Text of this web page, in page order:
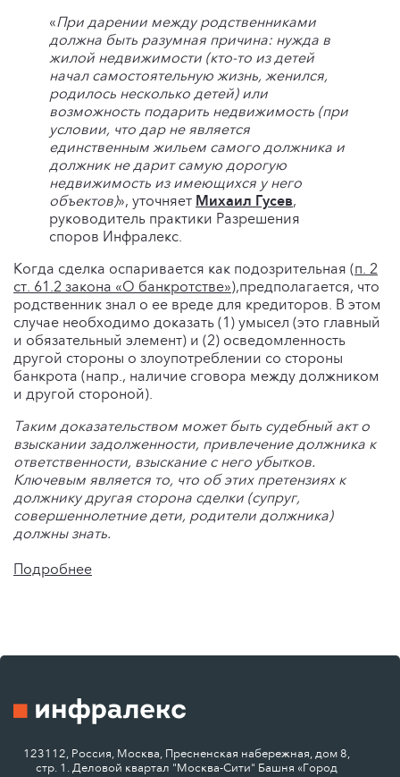
«При дарении между родственниками
должна быть разумная причина: нужда в
жилой недвижимости (кто-то из детей
начал самостоятельную жизнь, женился,
родилось несколько детей) или
возможность подарить недвижимость (при
условии, что дар не является
единственным жильем самого должника и
должник не дарит самую дорогую
недвижимость из имеющихся у него
объектов)», уточняет Михаил Гусев,
руководитель практики Разрешения
споров Инфралекс.
Когда сделка оспаривается как подозрительная (п. 2
ст. 61.2 закона «О банкротстве»),предполагается, что
родственник знал о ее вреде для кредиторов. В этом
случае необходимо доказать (1) умысел (это главный
и обязательный элемент) и (2) осведомленность
другой стороны о злоупотреблении со стороны
банкрота (напр., наличие сговора между должником
и другой стороной).
Таким доказательством может быть судебный акт о
взыскании задолженности, привлечение должника к
ответственности, взыскание с него убытков.
Ключевым является то, что об этих претензиях к
должнику другая сторона сделки (супруг,
совершеннолетние дети, родители должника)
должны знать.
Подробнее
123112, Россия, Москва, Пресненская набережная, дом 8,
стр. 1. Деловой квартал "Москва-Сити" Башня «Город